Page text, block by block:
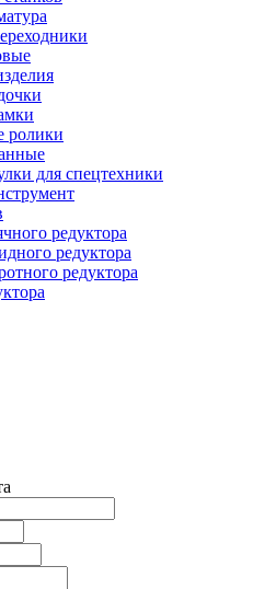
ролики
для спецтехники
редуктора
редуктора
редуктора